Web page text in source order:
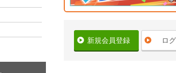
新規会員登録 ロ